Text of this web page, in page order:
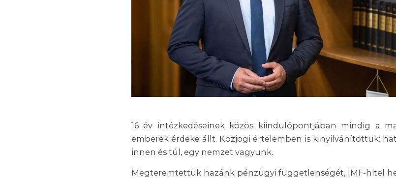
16 év intézkedéseinek közös kiindulópontjában mindig a
emberek érdeke állt. Közjogi értelemben is kinyilvánítottuk:
innen és túl, egy nemzet vagyunk.
Megteremtettük hazánk pénzügyi függetlenségét, IMF-hitel